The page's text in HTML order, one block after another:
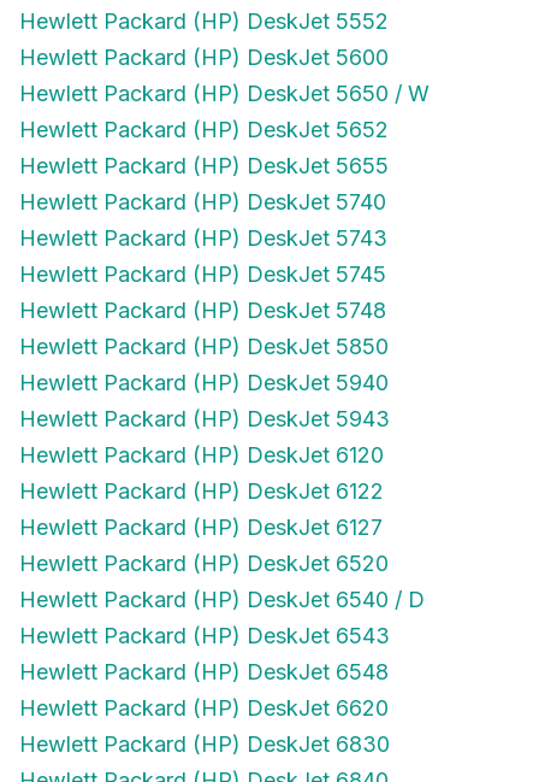
Hewlett Packard (HP) DeskJet 5552
Hewlett Packard (HP) DeskJet 5600
Hewlett Packard (HP) DeskJet 5650 / W
Hewlett Packard (HP) DeskJet 5652
Hewlett Packard (HP) DeskJet 5655
Hewlett Packard (HP) DeskJet 5740
Hewlett Packard (HP) DeskJet 5743
Hewlett Packard (HP) DeskJet 5745
Hewlett Packard (HP) DeskJet 5748
Hewlett Packard (HP) DeskJet 5850
Hewlett Packard (HP) DeskJet 5940
Hewlett Packard (HP) DeskJet 5943
Hewlett Packard (HP) DeskJet 6120
Hewlett Packard (HP) DeskJet 6122
Hewlett Packard (HP) DeskJet 6127
Hewlett Packard (HP) DeskJet 6520
Hewlett Packard (HP) DeskJet 6540 / D
Hewlett Packard (HP) DeskJet 6543
Hewlett Packard (HP) DeskJet 6548
Hewlett Packard (HP) DeskJet 6620
Hewlett Packard (HP) DeskJet 6830